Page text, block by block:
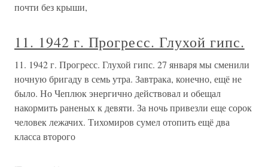
почти без крыши,
11. 1942 г. Прогресс. Глухой гипс.
11. 1942 г. Прогресс. Глухой гипс. 27 января мы сменили
ночную бригаду в семь утра. Завтрака, конечно, ещё не
было. Но Чеплюк энергично действовал и обещал
накормить раненых к девяти. За ночь привезли еще сорок
человек лежачих. Тихомиров сумел отопить ещё два
класса второго